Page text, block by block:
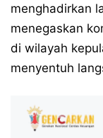
menghadirkan
menegaskan
di wilayah
menyentuh